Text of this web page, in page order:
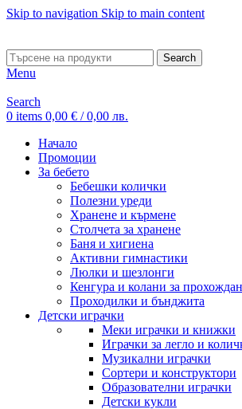
Skip to navigation Skip to main content
Search
Menu
Search
0 items 0,00 € / 0,00 лв.
Начало
Промоции
За бебето
Бебешки колички
Полезни уреди
Хранене и кърмене
Столчета за хранене
Баня и хигиена
Активни гимнастики
Люлки и шезлонги
Кенгура и колани за
Проходилки и бънджита
Детски играчки
Меки играчки и книжки
Играчки за легло и
Музикални играчки
Сортери и конструктори
Образователни играчки
Детски кукли